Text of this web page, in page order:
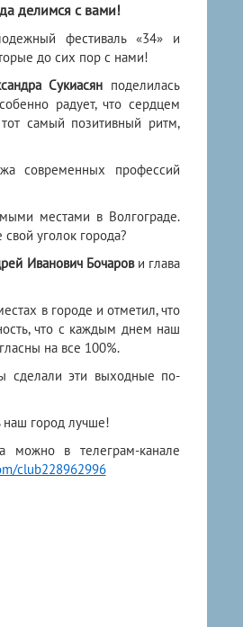
делимся с вами!
фестиваль «34» и
до сих пор с нами!
Сукиасян поделилась
радует, что сердцем
самый позитивный ритм,
современных профессий
местами в Волгограде.
уголок города?
Иванович Бочарови глава
в городе и отметил, что
что с каждым днем наш
на все 100%.
сделали эти выходные по-
наш город лучше!
можно в телеграм-канале
club228962996